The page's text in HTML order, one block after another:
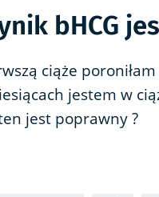
bHCG
ciąże
jestem w
jest poprawny ?